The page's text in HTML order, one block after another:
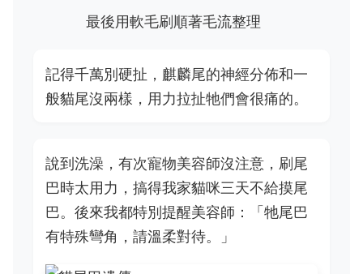
最後用軟毛刷順著毛流整理
記得千萬別硬扯，麒麟尾的神經分佈和一
般貓尾沒兩樣，用力拉扯牠們會很痛的。
說到洗澡，有次寵物美容師沒注意，刷尾
巴時太用力，搞得我家貓咪三天不給摸尾
巴。後來我都特別提醒美容師：「牠尾巴
有特殊彎角，請溫柔對待。」